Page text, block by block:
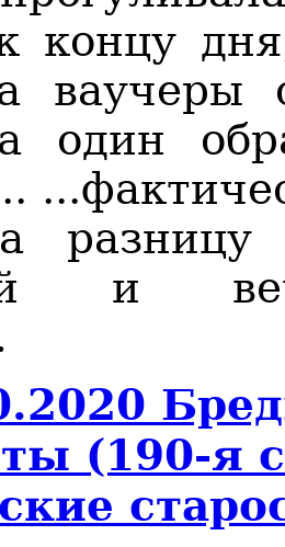
концу
ваучеры
один
разницу
и
(190-я